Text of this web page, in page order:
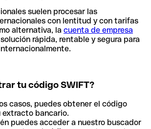
suelen procesar las
con lentitud y con tarifas
alternativa, la cuenta de empresa
rápida, rentable y segura para
tu código SWIFT?
casos, puedes obtener el código
extracto bancario.
puedes acceder a nuestro buscador